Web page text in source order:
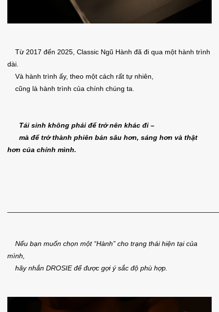
Từ 2017 đến 2025, Classic Ngũ Hành đã đi qua một hành trình
dài.
Và hành trình ấy, theo một cách rất tự nhiên,
cũng là hành trình của chính chúng ta.
Tái sinh không phải để trở nên khác đi –
mà để trở thành phiên bản sâu hơn, sáng hơn và thật
hơn của chính mình.
Nếu bạn muốn chọn một “Hành” cho trạng thái hiện tại của
mình,
hãy nhắn DROSIE để được gợi ý sắc độ phù hợp.